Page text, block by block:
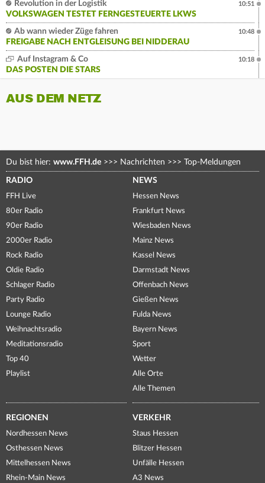
Revolution in der Logistik
VOLKSWAGEN TESTET FERNGESTEUERTE LKWS
10:51
Ab wann wieder Züge fahren
FREIGABE NACH ENTGLEISUNG BEI NIDDERAU
10:48
Auf Instagram & Co
DAS POSTEN DIE STARS
10:18
AUS DEM NETZ
Du bist hier: www.FFH.de >>> Nachrichten >>> Top-Meldungen
RADIO
FFH Live
80er Radio
90er Radio
2000er Radio
Rock Radio
Oldie Radio
Schlager Radio
Party Radio
Lounge Radio
Weihnachtsradio
Meditationsradio
Top 40
Playlist
NEWS
Hessen News
Frankfurt News
Wiesbaden News
Mainz News
Kassel News
Darmstadt News
Offenbach News
Gießen News
Fulda News
Bayern News
Sport
Wetter
Alle Orte
Alle Themen
REGIONEN
Nordhessen News
Osthessen News
Mittelhessen News
Rhein-Main News
VERKEHR
Staus Hessen
Blitzer Hessen
Unfälle Hessen
A3 News